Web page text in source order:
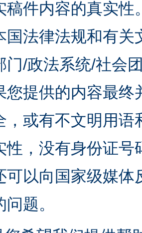
稿件内容的真实
国法律法规和有关
门/政法系统/社会
您提供的内容最
，或有不文明用
性，没有身份证
可以向国家级媒
题。